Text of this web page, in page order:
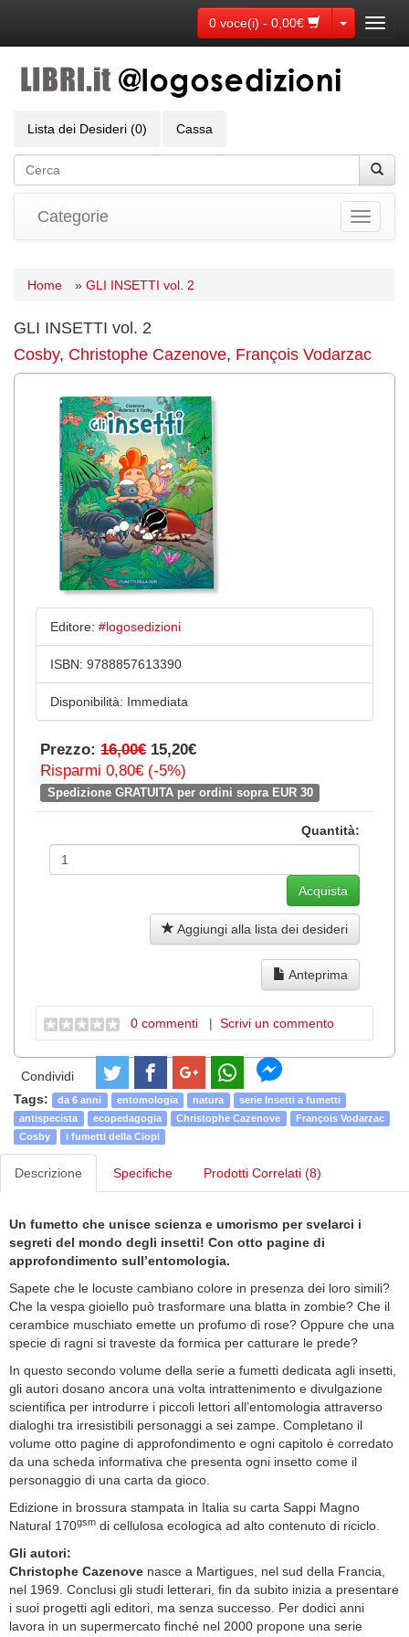
0 voce(i) - 0,00€ Toggle
Lista dei Desideri (0) Cassa
Toggle
Categorie
Home » GLI INSETTI vol. 2
GLI INSETTI vol. 2
Cosby, Christophe Cazenove, François Vodarzac
Editore: #logosedizioni
ISBN: 9788857613390
Disponibilità: Immediata
Prezzo: 16,00€ 15,20€
Risparmi 0,80€ (-5%)
Spedizione GRATUITA per ordini sopra EUR 30
Quantità:
Aggiungi alla lista dei desideri
Anteprima
0 commenti | Scrivi un commento
Condividi
Tags:
da 6 anni entomologia natura
serie Insetti a fumetti
antispecista
ecopedagogia Christophe Cazenove
François Vodarzac
Cosby
i fumetti della Ciopi
Descrizione Specifiche Prodotti Correlati (8)
Un fumetto che unisce scienza e umorismo per svelarci i
segreti del mondo degli insetti! Con otto pagine di
approfondimento sull’entomologia.
Sapete che le locuste cambiano colore in presenza dei loro simili?
Che la vespa gioiello può trasformare una blatta in zombie? Che il
cerambice muschiato emette un profumo di rose? Oppure che una
specie di ragni si traveste da formica per catturare le prede?
In questo secondo volume della serie a fumetti dedicata agli insetti,
gli autori dosano ancora una volta intrattenimento e divulgazione
scientifica per introdurre i piccoli lettori all’entomologia attraverso
dialoghi tra irresistibili personaggi a sei zampe. Completano il
volume otto pagine di approfondimento e ogni capitolo è corredato
da una scheda informativa che presenta ogni insetto come il
personaggio di una carta da gioco.
Edizione in brossura stampata in Italia su carta Sappi Magno
Natural 170gsm di cellulosa ecologica ad alto contenuto di riciclo.
Gli autori:
Christophe Cazenove nasce a Martigues, nel sud della Francia,
nel 1969. Conclusi gli studi letterari, fin da subito inizia a presentare
i suoi progetti agli editori, ma senza successo. Per dodici anni
lavora in un supermercato finché nel 2000 propone una serie